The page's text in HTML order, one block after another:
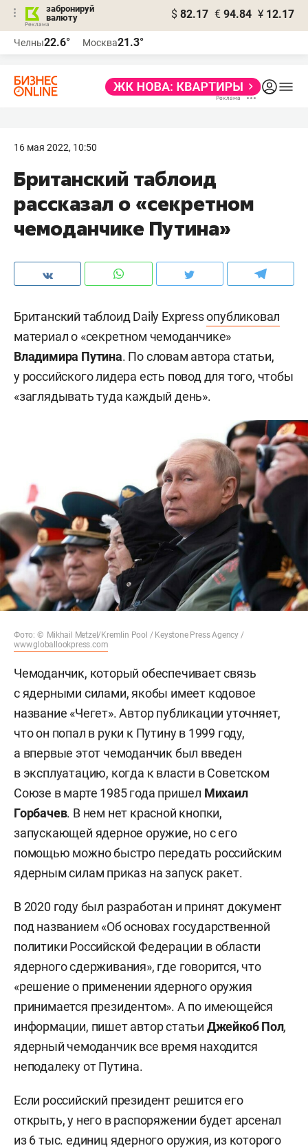
забронируй
валюту
$ 82.17 € 94.84 ¥ 12.17
Челны22.6° Москва21.3°
16 мая 2022, 10:50
Британский таблоид
рассказал о «секретном
чемоданчике Путина»
Британский таблоид Daily Expressопубликовал
материал о «секретном чемоданчике»
Владимира Путина. По словам автора статьи,
у российского лидера есть повод для того, чтобы
«заглядывать туда каждый день».
Фото: © Mikhail Metzel/Kremlin Pool / Keystone Press Agency /
www.globallookpress.com
Чемоданчик, который обеспечивает связь
с ядерными силами, якобы имеет кодовое
название «Чегет». Автор публикации уточняет,
что он попал в руки к Путину в 1999 году,
а впервые этот чемоданчик был введен
в эксплуатацию, когда к власти в Советском
Союзе в марте 1985 года пришел Михаил
Горбачев. В нем нет красной кнопки,
запускающей ядерное оружие, но с его
помощью можно быстро передать российским
ядерным силам приказ на запуск ракет.
В 2020 году был разработан и принят документ
под названием «Об основах государственной
политики Российской Федерации в области
ядерного сдерживания», где говорится, что
«решение о применении ядерного оружия
принимается президентом». А по имеющейся
информации, пишет автор статьи Джейкоб Пол,
ядерный чемоданчик все время находится
неподалеку от Путина.
Если российский президент решится его
открыть, у него в распоряжении будет арсенал
из 6 тыс. единиц ядерного оружия, из которого